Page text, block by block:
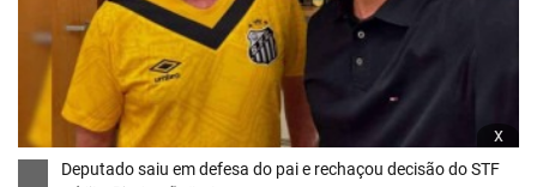
x
Deputado saiu em defesa do pai e rechaçou decisão do STF